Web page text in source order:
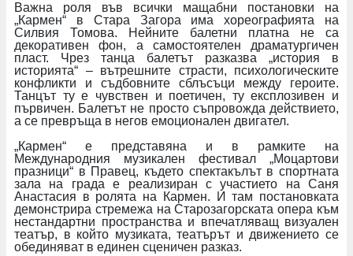
Важна роля във всички мащабни постановки на
„Кармен“ в Стара Загора има хореографията на
Силвия Томова. Нейните балетни платна не са
декоративен фон, а самостоятелен драматургичен
пласт. Чрез танца балетът разказва „история в
историята“ – вътрешните страсти, психологическите
конфликти и съдбовните сблъсъци между героите.
Танцът ту е чувствен и поетичен, ту експлозивен и
първичен. Балетът не просто съпровожда действието,
а се превръща в негов емоционален двигател.
„Кармен“ е представяна и в рамките на
Международния музикален фестивал „Моцартови
празници“ в Правец, където спектакълът в спортната
зала на града е реализиран с участието на Саня
Анастасия в ролята на Кармен. И там постановката
демонстрира стремежа на Старозагорската опера към
нестандартни пространства и впечатляващ визуален
театър, в който музиката, театърът и движението се
обединяват в единен сценичен разказ.